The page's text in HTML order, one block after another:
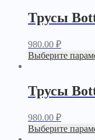
Трусы
980.00 ₽
Выберите
Трусы
980.00 ₽
Выберите